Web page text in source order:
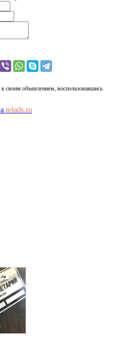
своим объявлением, воспользовавшись
relads.ru